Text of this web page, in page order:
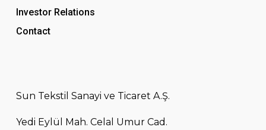
Investor Relations
Contact
Sun Tekstil Sanayi ve Ticaret A.Ş.
Yedi Eylül Mah. Celal Umur Cad.